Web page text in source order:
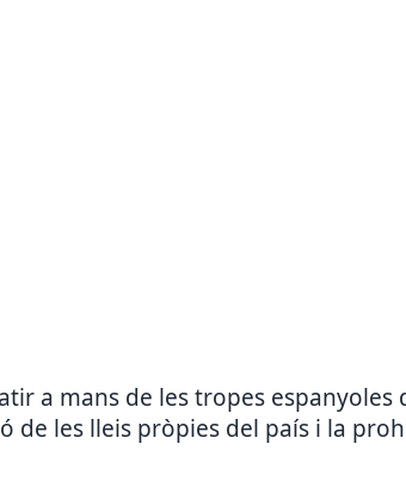
a mans de les tropes espanyoles
les lleis pròpies del país i la